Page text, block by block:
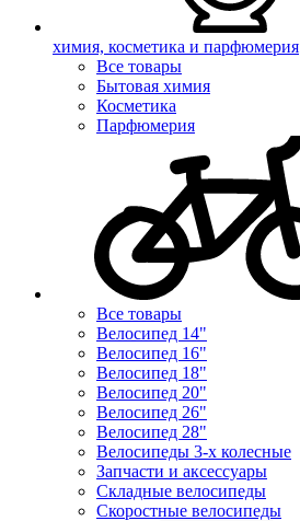
химия, косметика и парфюмерия
Все товары
Бытовая химия
Косметика
Парфюмерия
Все товары
Велосипед 14"
Велосипед 16"
Велосипед 18"
Велосипед 20"
Велосипед 26"
Велосипед 28"
Велосипеды 3-х колесные
Запчасти и аксессуары
Складные велосипеды
Скоростные велосипеды